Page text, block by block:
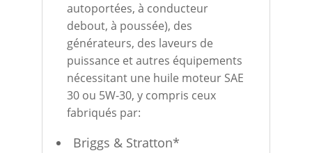
autoportées, à conducteur
debout, à poussée), des
générateurs, des laveurs de
puissance et autres équipements
nécessitant une huile moteur SAE
30 ou 5W-30, y compris ceux
fabriqués par:
Briggs & Stratton*